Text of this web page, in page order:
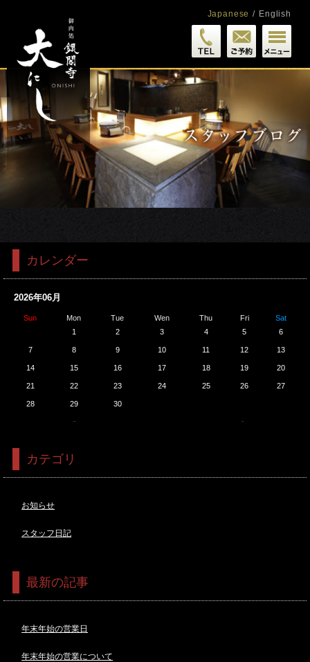
Japanese / English
カレンダー
2026年06月
Sun Mon Tue Wen Thu Fri
Sat
1
2 3 4 5 6
7 8 9 10 11 12 13
14 15 16 17 18 19 20
21 22 23 24 25 26 27
28 29 30
カテゴリ
お知らせ
スタッフ日記
最新の記事
年末年始の営業日
年末年始の営業について